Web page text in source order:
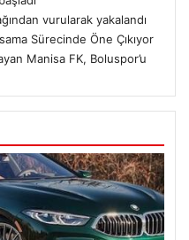
vurularak yakalandı
Sürecinde Öne Çıkıyor
Manisa FK, Boluspor’u